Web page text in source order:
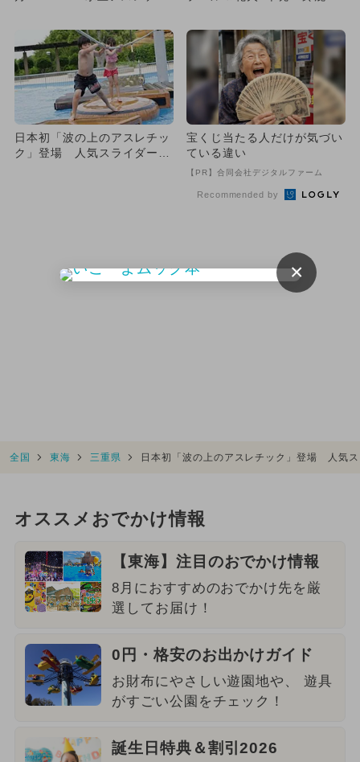
日本初「波の上のアスレチッ
ク」登場 人気スライダー＆
宝くじ当たる人だけが気づい
ている違い
【PR】合同会社デジタルファーム
Recommended by
全国 東海 三重県 日本初「波の上のアスレチック」登場 人気
オススメおでかけ情報
【東海】注目のおでかけ情報
8月におすすめのおでかけ先を厳
選してお届け！
0円・格安のお出かけガイド
お財布にやさしい遊園地や、 遊具
がすごい公園をチェック！
誕生日特典＆割引2026
×